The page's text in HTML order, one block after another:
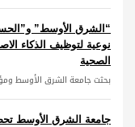
“الشرق الأوسط”
نوعية لتوظيف الذكاء
الصحية
بحثت جامعة الشرق الأوسط
جامعة الشرق الأوسط